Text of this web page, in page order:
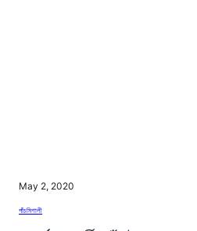
May 2, 2020
পাঁচমিশালী